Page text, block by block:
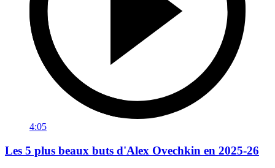
4:05
Les 5 plus beaux buts d'Alex Ovechkin en 2025-26